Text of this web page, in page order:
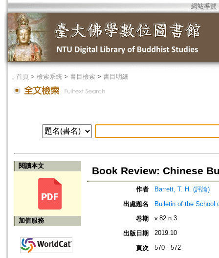
網站導覽
． 首頁 > 檢索系統 > 書目檢索 > 書目明細
閱讀本文
加值服務
Book Review: Chinese
作者
Barrett, T. H. (評論)
出處題名
Bulletin of the School
卷期
v.82 n.3
出版日期 2019.10
頁次 570 - 572